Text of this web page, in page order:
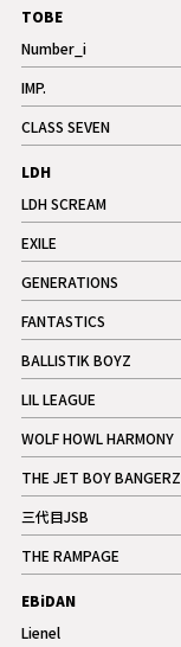
TOBE
Number_i
記事
IMP.
記事
CLASS SEVEN
記事
LDH
LDH SCREAM
記事
EXILE
記事
GENERATIONS
記事
FANTASTICS
記事
BALLISTIK BOYZ
記事
LIL LEAGUE
記事
WOLF HOWL HARMONY
記事
THE JET BOY BANGERZ
記事
三代目JSB
記事
THE RAMPAGE
記事
ギャラリー
EBiDAN
Lienel